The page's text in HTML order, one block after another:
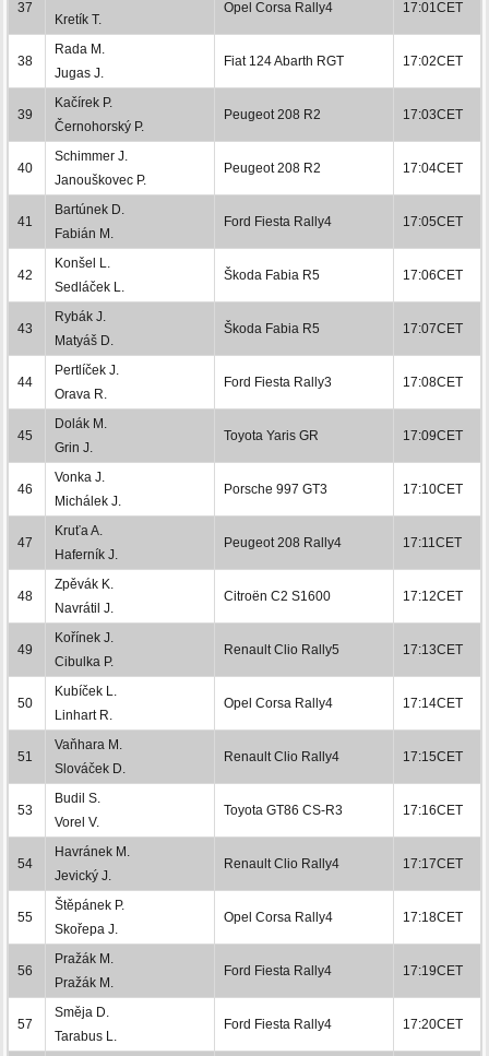
37
Kretík T.
Opel Corsa Rally4 17:01CET
38
Rada M.
Jugas J.
Fiat 124 Abarth RGT 17:02CET
39
Kačírek P.
Černohorský P.
Peugeot 208 R2 17:03CET
40
Schimmer J.
Janouškovec P.
Peugeot 208 R2 17:04CET
41
Bartúnek D.
Fabián M.
Ford Fiesta Rally4 17:05CET
42
Konšel L.
Sedláček L.
Škoda Fabia R5 17:06CET
43
Rybák J.
Matyáš D.
Škoda Fabia R5 17:07CET
44
Pertlíček J.
Orava R.
Ford Fiesta Rally3 17:08CET
45
Dolák M.
Grin J.
Toyota Yaris GR 17:09CET
46
Vonka J.
Michálek J.
Porsche 997 GT3 17:10CET
47
Kruťa A.
Haferník J.
Peugeot 208 Rally4 17:11CET
48
Zpěvák K.
Navrátil J.
Citroën C2 S1600 17:12CET
49
Kořínek J.
Cibulka P.
Renault Clio Rally5 17:13CET
50
Kubíček L.
Linhart R.
Opel Corsa Rally4 17:14CET
51
Vaňhara M.
Slováček D.
Renault Clio Rally4 17:15CET
53
Budil S.
Vorel V.
Toyota GT86 CS-R3 17:16CET
54
Havránek M.
Jevický J.
Renault Clio Rally4 17:17CET
55
Štěpánek P.
Skořepa J.
Opel Corsa Rally4 17:18CET
56
Pražák M.
Pražák M.
Ford Fiesta Rally4 17:19CET
57
Směja D.
Tarabus L.
Ford Fiesta Rally4 17:20CET